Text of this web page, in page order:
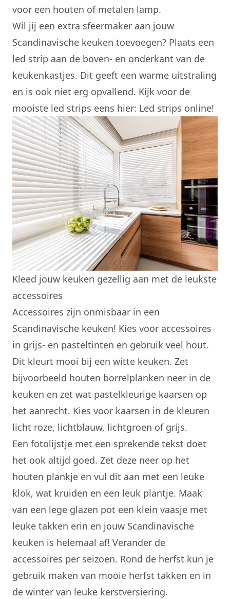
voor een houten of metalen lamp.
Wil jij een extra sfeermaker aan jouw
Scandinavische keuken toevoegen? Plaats een
led strip aan de boven- en onderkant van de
keukenkastjes. Dit geeft een warme uitstraling
en is ook niet erg opvallend. Kijk voor de
mooiste led strips eens hier: Led strips online!
Kleed jouw keuken gezellig aan met de leukste
accessoires
Accessoires zijn onmisbaar in een
Scandinavische keuken! Kies voor accessoires
in grijs- en pasteltinten en gebruik veel hout.
Dit kleurt mooi bij een witte keuken. Zet
bijvoorbeeld houten borrelplanken neer in de
keuken en zet wat pastelkleurige kaarsen op
het aanrecht. Kies voor kaarsen in de kleuren
licht roze, lichtblauw, lichtgroen of grijs.
Een fotolijstje met een sprekende tekst doet
het ook altijd goed. Zet deze neer op het
houten plankje en vul dit aan met een leuke
klok, wat kruiden en een leuk plantje. Maak
van een lege glazen pot een klein vaasje met
leuke takken erin en jouw Scandinavische
keuken is helemaal af! Verander de
accessoires per seizoen. Rond de herfst kun je
gebruik maken van mooie herfst takken en in
de winter van leuke kerstversiering.